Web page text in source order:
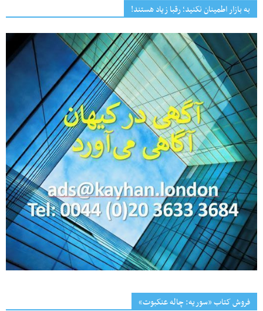
به بازار اطمینان نکنید؛ رقبا زیاد هستند!
فروش کتاب «سوریه: چاله عنکبوت»